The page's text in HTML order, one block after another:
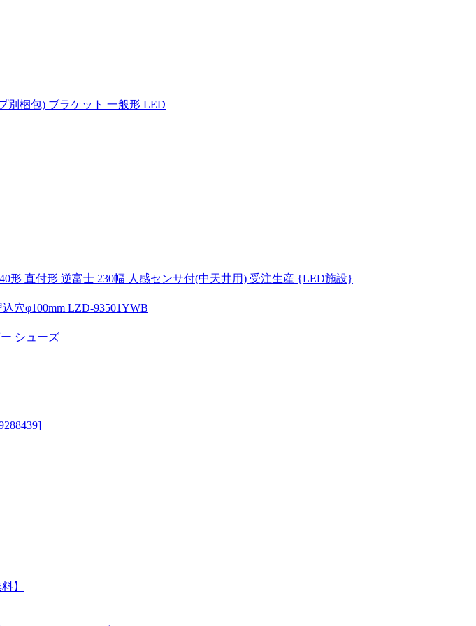
別梱包) ブラケット 一般形 LED
形 直付形 逆富士 230幅 人感センサ付(中天井用) 受注生産 {LED施設}
穴φ100mm LZD-93501YWB
シューズ
】